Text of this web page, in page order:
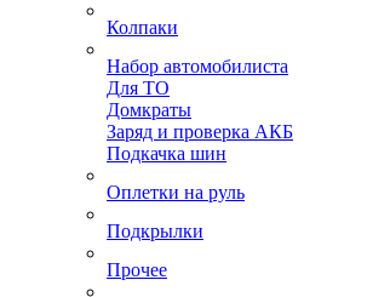
Колпаки
Набор автомобилиста
Для ТО
Домкраты
Заряд и проверка АКБ
Подкачка шин
Оплетки на руль
Подкрылки
Прочее